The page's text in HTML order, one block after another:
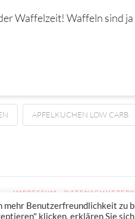
Waffelzeit! Waffeln sind ja
APFELKUCHEN LOW CARB
IMPRESSUM
Benutzerfreundlichkeit zu
klicken, erklären Sie